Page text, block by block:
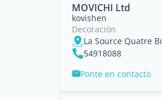
MOVICHI Ltd
kovishen
Decoración
La Source Quatre
54918088
Ponte en contacto